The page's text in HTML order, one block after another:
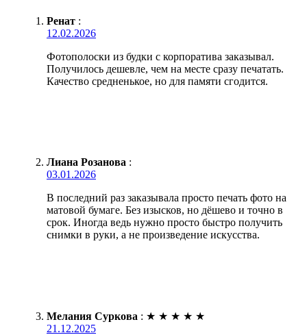
Ренат :
12.02.2026
Фотополоски из будки с корпоратива заказывал.
Получилось дешевле, чем на месте сразу печатать.
Качество средненькое, но для памяти сгодится.
Лиана Розанова :
03.01.2026
В последний раз заказывала просто печать фото на
матовой бумаге. Без изысков, но дёшево и точно в
срок. Иногда ведь нужно просто быстро получить
снимки в руки, а не произведение искусства.
Мелания Суркова : ★ ★ ★ ★ ★
21.12.2025